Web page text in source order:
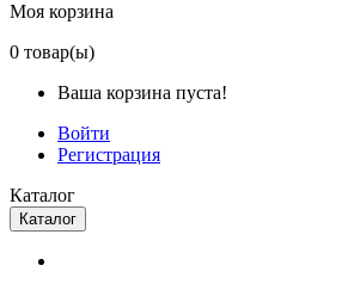
Моя корзина
0 товар(ы)
Ваша корзина пуста!
Войти
Регистрация
Каталог
Каталог